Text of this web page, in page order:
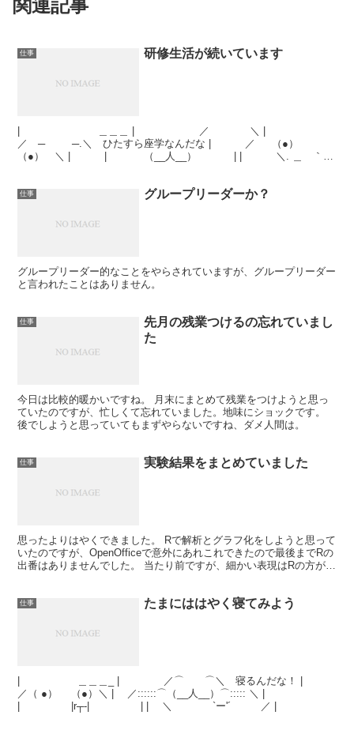
関連記事
仕事 研修生活が続いています
| ＿＿＿ | ／ ＼ |
／ ─ ─.＼ ひたすら座学なんだな | ／ （●）
（●） ＼ | | （__人__） | | ＼. ＿ ｀
仕事 グループリーダーか？
グループリーダー的なことをやらされていますが、グループリーダー
と言われたことはありません。
仕事
先月の残業つけるの忘れていまし
た
今日は比較的暖かいですね。 月末にまとめて残業をつけようと思っ
ていたのですが、忙しくて忘れていました。地味にショックです。
後でしようと思っていてもまずやらないですね、ダメ人間は。
仕事 実験結果をまとめていました
思ったよりはやくできました。 Rで解析とグラフ化をしようと思って
いたのですが、OpenOfficeで意外にあれこれできたので最後までRの
出番はありませんでした。 当たり前ですが、細かい表現はRの方が向
仕事 たまにははやく寝てみよう
| ＿＿＿_ | ／⌒ ⌒＼ 寝るんだな！ |
／（ ●） （●）＼ | ／::::::⌒（__人__）⌒::::: ＼ |
| |r┬-| | | ＼ `ー'´ ／ |